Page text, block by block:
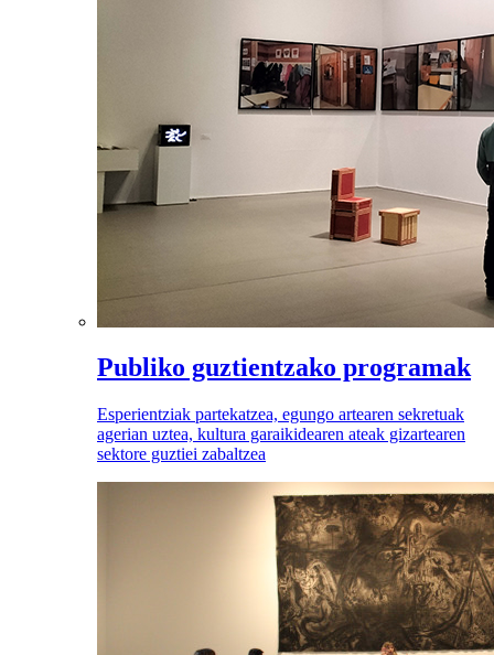
Publiko guztientzako programak
Esperientziak partekatzea, egungo artearen sekretuak
agerian uztea, kultura garaikidearen ateak gizartearen
sektore guztiei zabaltzea